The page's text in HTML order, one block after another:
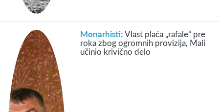
Monarhisti:Vlast plaća „rafale“ pre
roka zbog ogromnih provizija, Mali
učinio krivično delo